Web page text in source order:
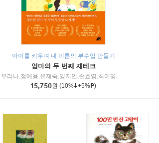
아이를 키우며 내 이름의 부수입 만들기
엄마의 두 번째 재테크
우리나,정예용,유재숙,양지인,손효영,최미영,조민주,이진현,차미숙,서미숙 저
15,750원 (10% +5% )